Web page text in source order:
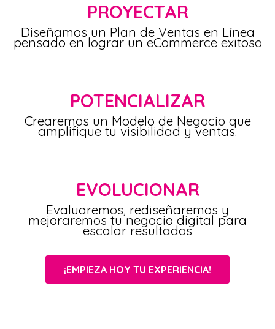
PROYECTAR
Diseñamos un Plan de Ventas en Línea
pensado en lograr un eCommerce exitoso
POTENCIALIZAR
Crearemos un Modelo de Negocio que
amplifique tu visibilidad y ventas.
EVOLUCIONAR
Evaluaremos, rediseñaremos y
mejoraremos tu negocio digital para
escalar resultados
¡EMPIEZA HOY TU EXPERIENCIA!